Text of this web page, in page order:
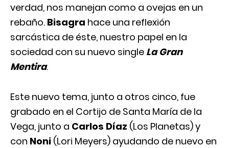
verdad, nos manejan como a ovejas en un
rebaño. Bisagra hace una reflexión
sarcástica de éste, nuestro papel en la
sociedad con su nuevo single La Gran
Mentira.
Este nuevo tema, junto a otros cinco, fue
grabado en el Cortijo de Santa María de la
Vega, junto a Carlos Díaz (Los Planetas) y
con Noni (Lori Meyers) ayudando de nuevo en